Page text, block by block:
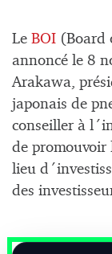
Le BOI (Board
annoncé le 8
Arakawa,
japonais de
conseiller à
de promouvoir
lieu
des